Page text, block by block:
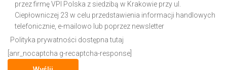
przez firmę VPI Polska z siedzibą w Krakowie przy ul.
Ciepłowniczej 23 w celu przedstawienia informacji handlowych
telefonicznie, e-mailowo lub poprzez newsletter
Polityka prywatności dostępna tutaj
[anr_nocaptcha g-recaptcha-response]